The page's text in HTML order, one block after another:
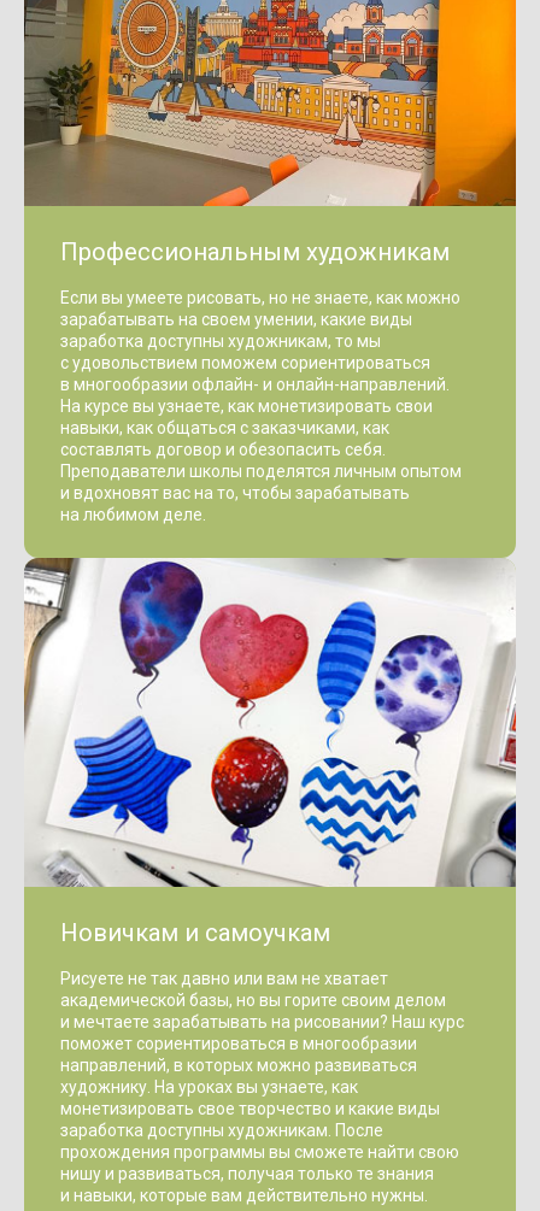
Профессиональным художникам
Если вы умеете рисовать, но не знаете, как можно
зарабатывать на своем умении, какие виды
заработка доступны художникам, то мы
с удовольствием поможем сориентироваться
в многообразии офлайн- и онлайн-направлений.
На курсе вы узнаете, как монетизировать свои
навыки, как общаться с заказчиками, как
составлять договор и обезопасить себя.
Преподаватели школы поделятся личным опытом
и вдохновят вас на то, чтобы зарабатывать
на любимом деле.
Новичкам и самоучкам
Рисуете не так давно или вам не хватает
академической базы, но вы горите своим делом
и мечтаете зарабатывать на рисовании? Наш курс
поможет сориентироваться в многообразии
направлений, в которых можно развиваться
художнику. На уроках вы узнаете, как
монетизировать свое творчество и какие виды
заработка доступны художникам. После
прохождения программы вы сможете найти свою
нишу и развиваться, получая только те знания
и навыки, которые вам действительно нужны.